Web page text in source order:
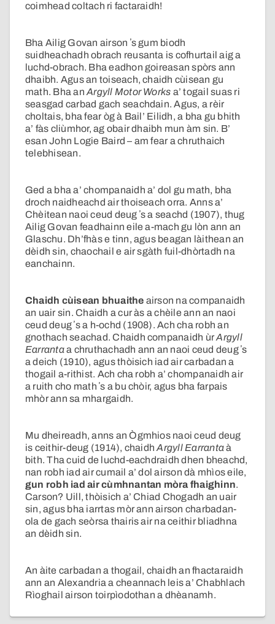
coimhead coltach ri factaraidh!
Bha Ailig Govan airson ʼs gum biodh
suidheachadh obrach reusanta is cofhurtail aig a
luchd-obrach. Bha eadhon goireasan spòrs ann
dhaibh. Agus an toiseach, chaidh cùisean gu
math. Bha anArgyll Motor Works a’ togail suas ri
seasgad carbad gach seachdain. Agus, a rèir
choltais, bha fear òg à Bail’ Eilidh, a bha gu bhith
a’ fàs cliùmhor, ag obair dhaibh mun àm sin. B’
esan John Logie Baird – am fear a chruthaich
telebhisean.
Ged a bha a’ chompanaidh a’ dol gu math, bha
droch naidheachd air thoiseach orra. Anns a’
Chèitean naoi ceud deug ʼs a seachd (1907), thug
Ailig Govan feadhainn eile a-mach gu lòn ann an
Glaschu. Dh’fhàs e tinn, agus beagan làithean an
dèidh sin, chaochail e air sgàth fuil-dhòrtadh na
eanchainn.
Chaidh cùisean bhuaithe airson na companaidh
an uair sin. Chaidh a cur às a chèile ann an naoi
ceud deug ʼs a h-ochd (1908). Ach cha robh an
gnothach seachad. Chaidh companaidh ùrArgyll
Earrantaa chruthachadh ann an naoi ceud deug ʼs
a deich (1910), agus thòisich iad air carbadan a
thogail a-rithist. Ach cha robh a’ chompanaidh air
a ruith cho math ʼs a bu chòir, agus bha farpais
mhòr ann sa mhargaidh.
Mu dheireadh, anns an Ògmhios naoi ceud deug
is ceithir-deug (1914), chaidhArgyll Earrantaà
bith. Tha cuid de luchd-eachdraidh dhen bheachd,
nan robh iad air cumail a’ dol airson dà mhìos eile,
gun robh iad air cùmhnantan mòra fhaighinn.
Carson? Uill, thòisich a’ Chiad Chogadh an uair
sin, agus bha iarrtas mòr ann airson charbadan-
ola de gach seòrsa thairis air na ceithir bliadhna
an dèidh sin.
An àite carbadan a thogail, chaidh an fhactaraidh
ann an Alexandria a cheannach leis a’ Chabhlach
Rìoghail airson toirpìodothan a dhèanamh.